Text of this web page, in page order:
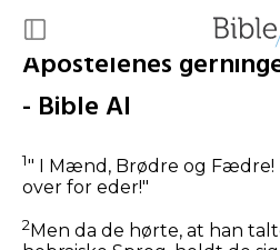
Apostelenes
- Bible AI
1" I Mænd, Brødre og
over for eder!"
2 Men da de hørte, at han